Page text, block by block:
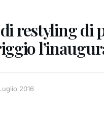
restyling di
2016